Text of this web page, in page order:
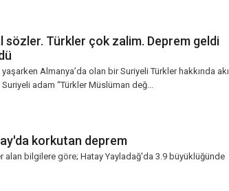
sözler. Türkler çok zalim. Deprem geldi
Almanya’da olan bir Suriyeli Türkler hakkında akıl
adam “Türkler Müslüman değ...
korkutan deprem
alan bilgilere göre; Hatay Yayladağ'da 3.9 büyüklüğünde